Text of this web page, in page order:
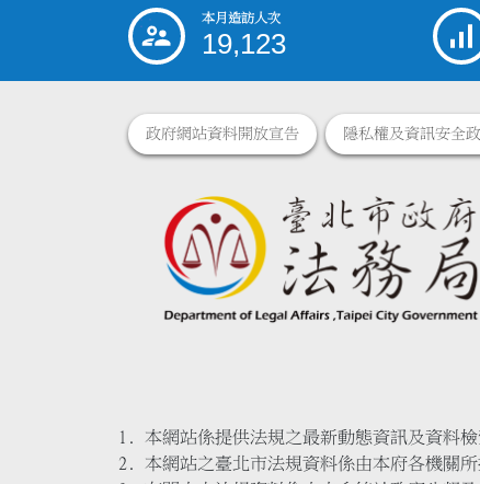
::: 本月造訪人次
19,123
政府網站資料開放宣告 隱私權及資訊安全
本網站係提供法規之最新動態資訊及資料
本網站之臺北市法規資料係由本府各機關